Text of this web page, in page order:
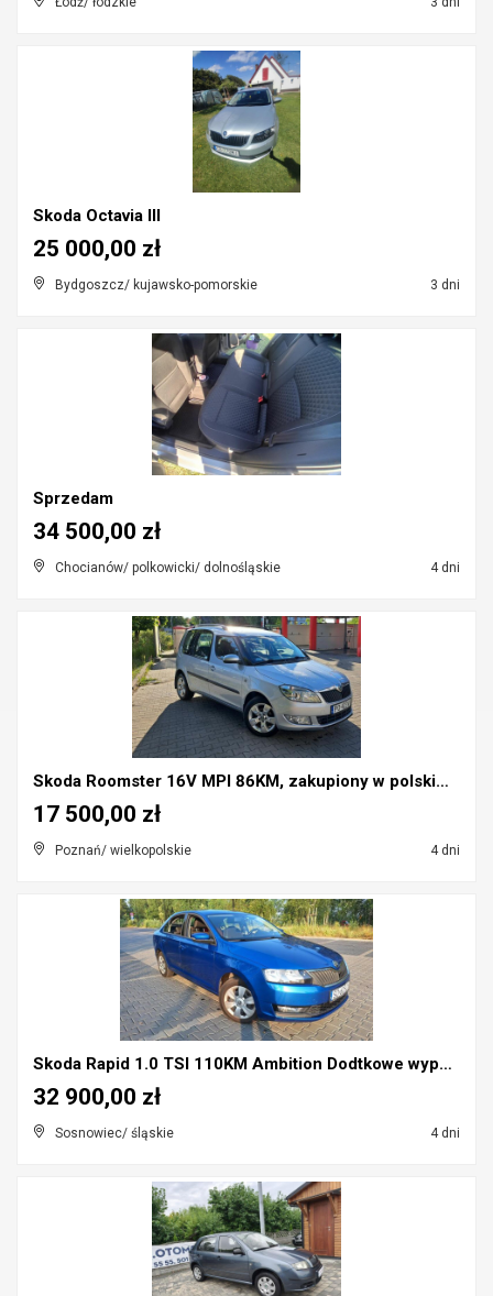
Skoda Octavia III
Bydgoszcz/ kujawsko-pomorskie 3 dni
25 000,00 zł
Sprzedam
Chocianów/ polkowicki/ dolnośląskie 4 dni
34 500,00 zł
Skoda Roomster 16V MPI 86KM, zakupiony w polskim s...
Poznań/ wielkopolskie 4 dni
17 500,00 zł
Skoda Rapid 1.0 TSI 110KM Ambition Dodtkowe wyposa...
Sosnowiec/ śląskie 4 dni
32 900,00 zł